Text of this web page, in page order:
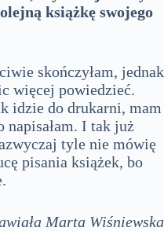
książkę swojego
skończyłam, jednak
więcej powiedzieć.
idzie do drukarni, mam
napisałam. I tak już
tyle nie mówię
pisania książek, bo
Marta Wiśniewska